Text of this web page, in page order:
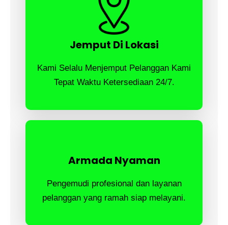
Jemput Di Lokasi
Kami Selalu Menjemput Pelanggan Kami
Tepat Waktu Ketersediaan 24/7.
Armada Nyaman
Pengemudi profesional dan layanan
pelanggan yang ramah siap melayani.